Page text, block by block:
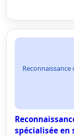
spécialisée en